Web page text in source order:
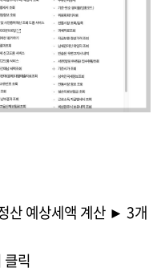
산 예상세액 계산 ► 3개
클릭